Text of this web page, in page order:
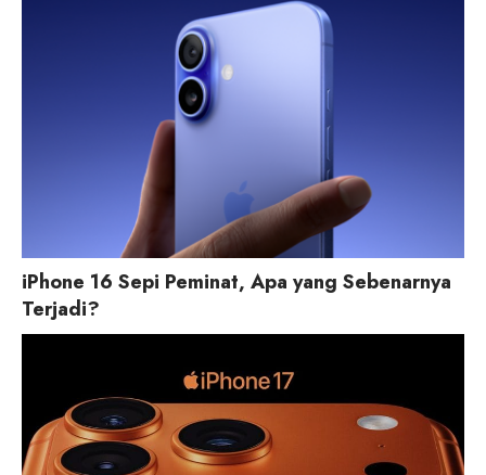
iPhone 16 Sepi Peminat, Apa yang Sebenarnya
Terjadi?